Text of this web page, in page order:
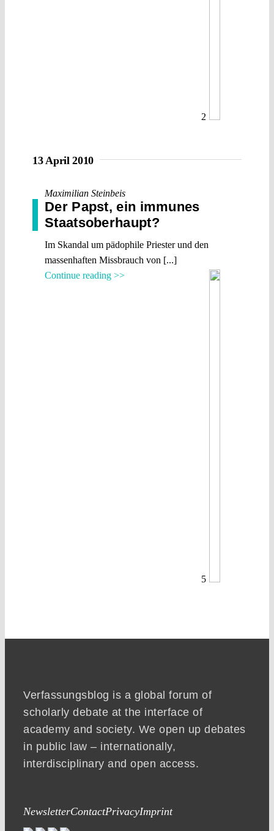
2
13 April 2010
Maximilian Steinbeis
Der Papst, ein immunes
Staatsoberhaupt?
Im Skandal um pädophile Priester und den
massenhaften Missbrauch von [...]
Continue reading >>
5
Verfassungsblog is a global forum of
scholarly debate at the interface of
academy and society. We open up debates
in public law – internationally,
interdisciplinary and open access.
NewsletterContactPrivacyImprint